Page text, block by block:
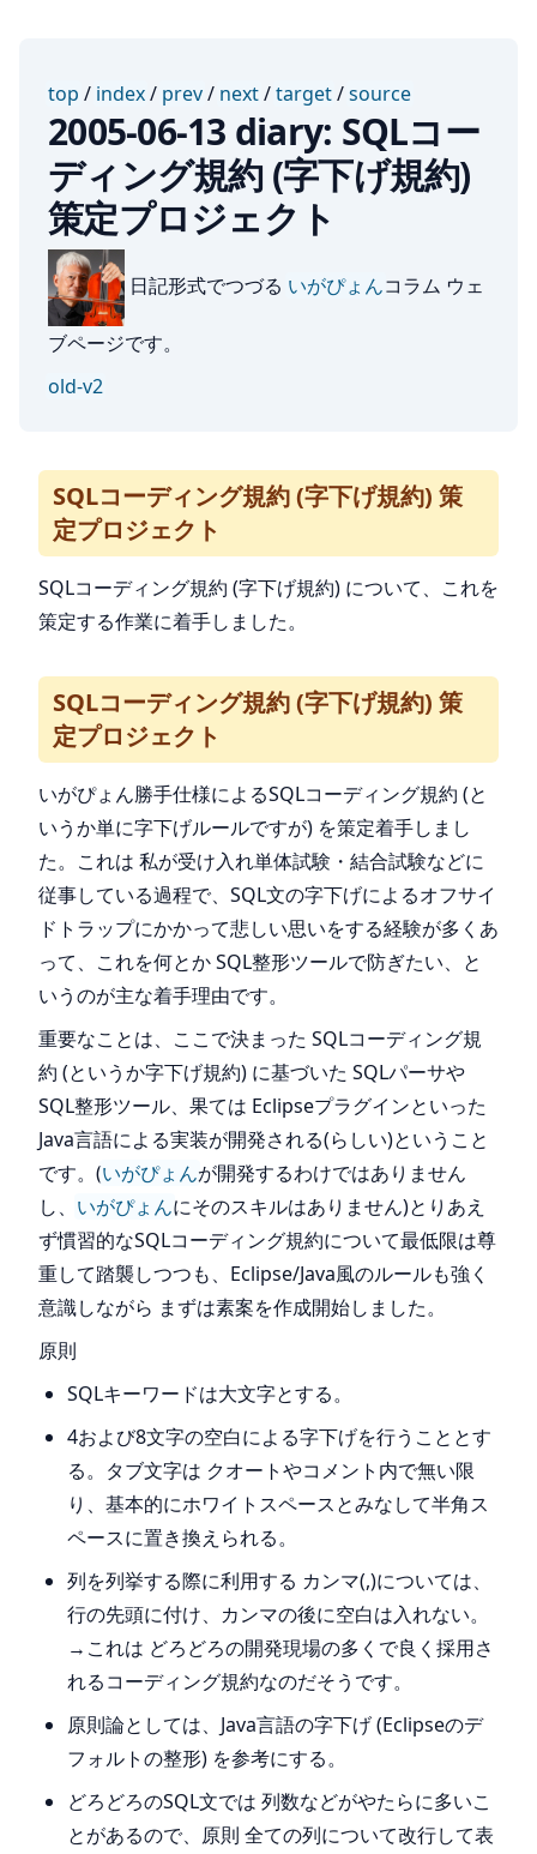
top / index/ prev/ next/target/source
2005-06-13 diary: SQLコー
ディング規約 (字下げ規約)
策定プロジェクト
日記形式でつづる いがぴょんコラム ウェ
ブページです。
old-v2
SQLコーディング規約 (字下げ規約) 策
定プロジェクト
SQLコーディング規約 (字下げ規約) について、これを
策定する作業に着手しました。
SQLコーディング規約 (字下げ規約) 策
定プロジェクト
いがぴょん勝手仕様によるSQLコーディング規約 (と
いうか単に字下げルールですが) を策定着手しまし
た。これは 私が受け入れ単体試験・結合試験などに
従事している過程で、SQL文の字下げによるオフサイ
ドトラップにかかって悲しい思いをする経験が多くあ
って、これを何とか SQL整形ツールで防ぎたい、と
いうのが主な着手理由です。
重要なことは、ここで決まった SQLコーディング規
約 (というか字下げ規約) に基づいた SQLパーサや
SQL整形ツール、果ては Eclipseプラグインといった
Java言語による実装が開発される(らしい)ということ
です。(いがぴょんが開発するわけではありません
し、 いがぴょんにそのスキルはありません)とりあえ
ず慣習的なSQLコーディング規約について最低限は尊
重して踏襲しつつも、Eclipse/Java風のルールも強く
意識しながら まずは素案を作成開始しました。
原則
SQLキーワードは大文字とする。
4および8文字の空白による字下げを行うこととす
る。タブ文字は クオートやコメント内で無い限
り、基本的にホワイトスペースとみなして半角ス
ペースに置き換えられる。
列を列挙する際に利用する カンマ(,)については、
行の先頭に付け、カンマの後に空白は入れない。
→これは どろどろの開発現場の多くで良く採用さ
れるコーディング規約なのだそうです。
原則論としては、Java言語の字下げ (Eclipseのデ
フォルトの整形) を参考にする。
どろどろのSQL文では 列数などがやたらに多いこ
とがあるので、原則 全ての列について改行して表